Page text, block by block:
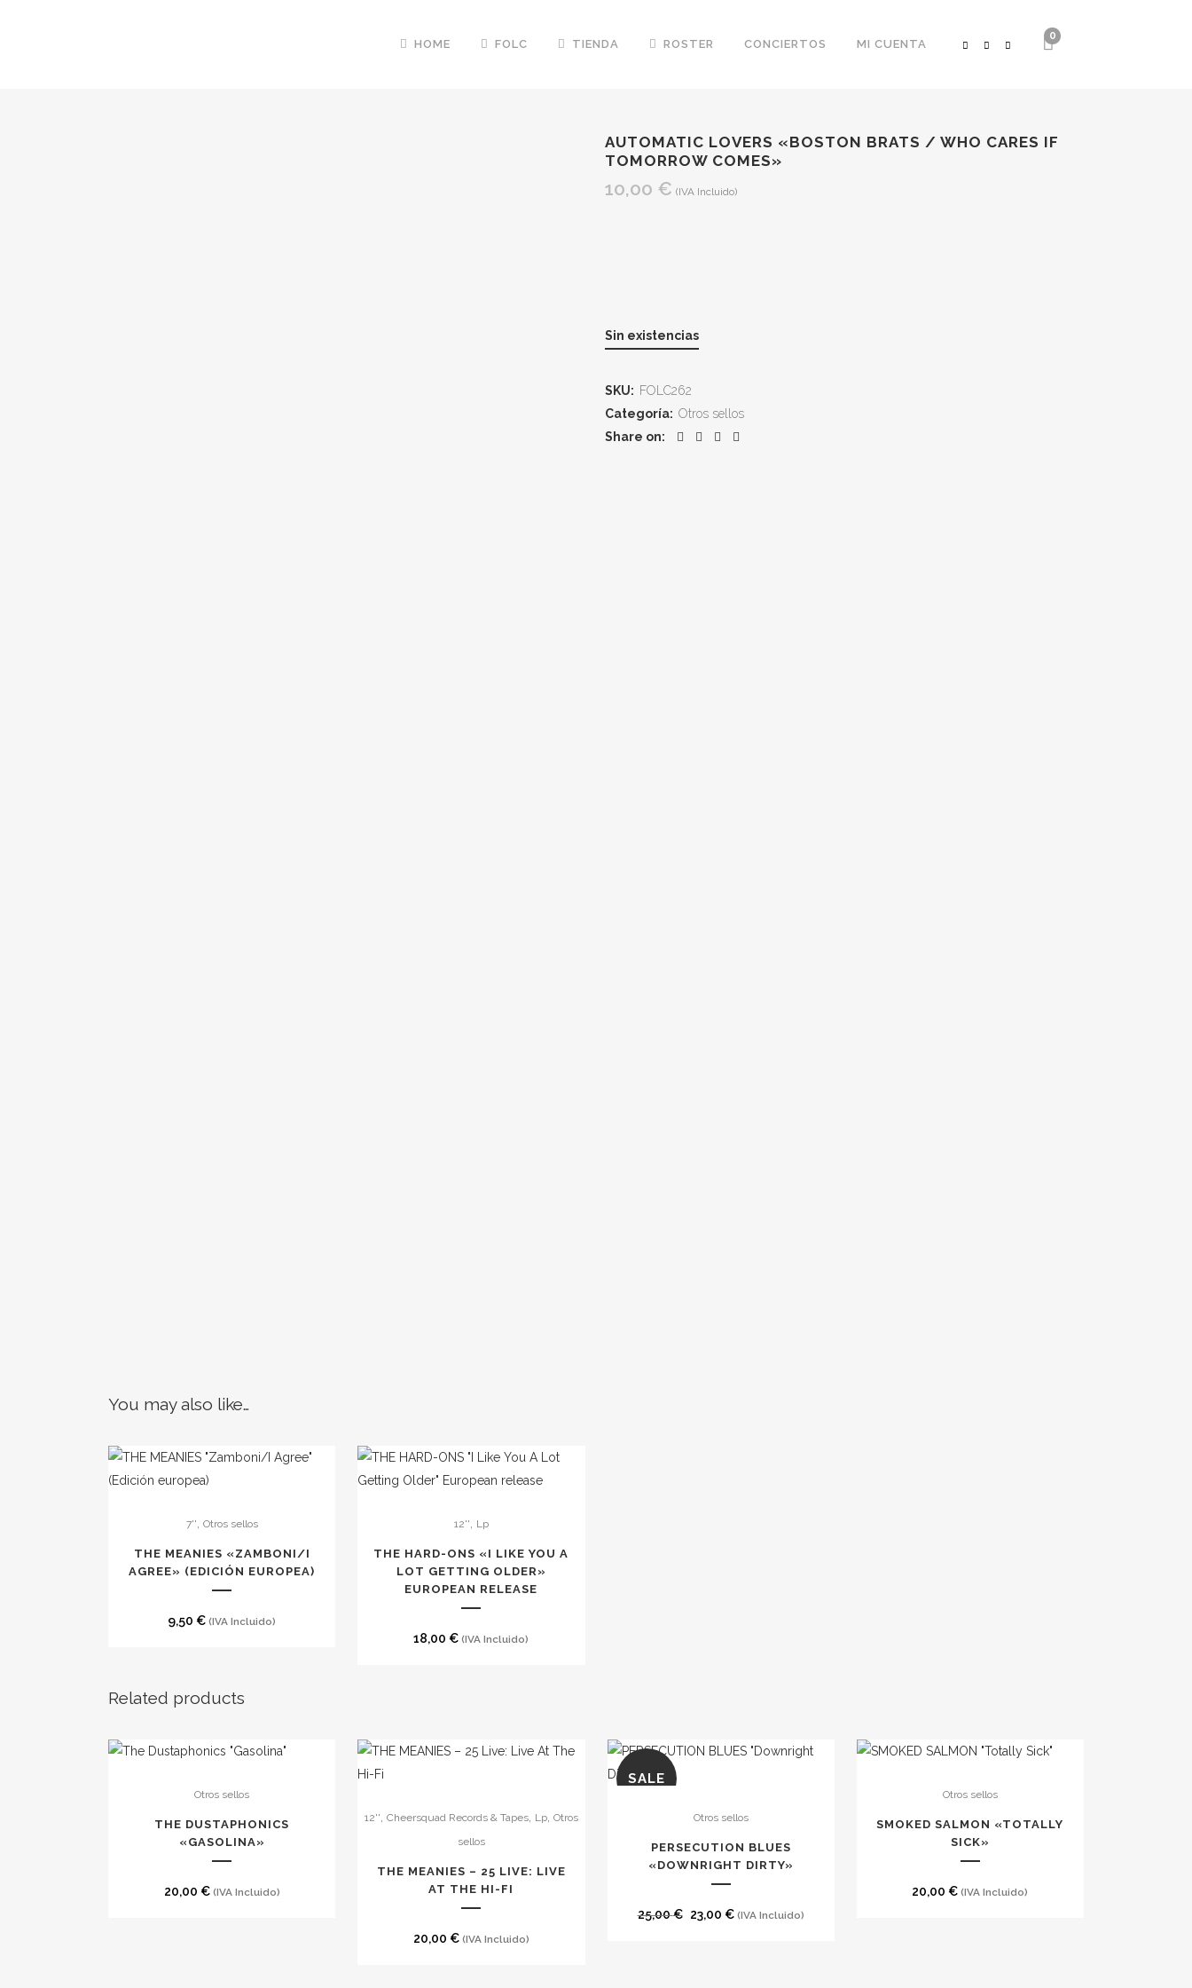
0
HOME FOLC TIENDA ROSTER CONCIERTOS MI CUENTA
AUTOMATIC LOVERS «BOSTON BRATS / WHO CARES IF
TOMORROW COMES»
10,00 € (IVA Incluido)
Sin existencias
SKU: FOLC262
Categoría: Otros sellos
Share on:
You may also like…
7'' Otros sellos
THE MEANIES «ZAMBONI​​​/​​​I
AGREE» (EDICI​Ó​N EUROPEA)
9,50 € (IVA Incluido)
12'' Lp
THE HARD-ONS «I LIKE YOU A
LOT GETTING OLDER»
EUROPEAN RELEASE
18,00 € (IVA Incluido)
Related products
Otros sellos
THE DUSTAPHONICS
«GASOLINA»
20,00 € (IVA Incluido)
12'' Cheersquad Records & Tapes, Lp, Otros
sellos
THE MEANIES – 25 LIVE: LIVE
AT THE HI-FI
20,00 € (IVA Incluido)
SALE
Otros sellos
PERSECUTION BLUES
«DOWNRIGHT DIRTY»
25,00€ El
23,00 €El(IVA Incluido)
Otros sellos
SMOKED SALMON «TOTALLY
SICK»
20,00 € (IVA Incluido)